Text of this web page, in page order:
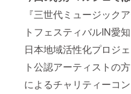
『三世代ミュージック
トフェスティバルIN愛知
日本地域活性化プロジ
ト公認アーティストの
によるチャリティーコン